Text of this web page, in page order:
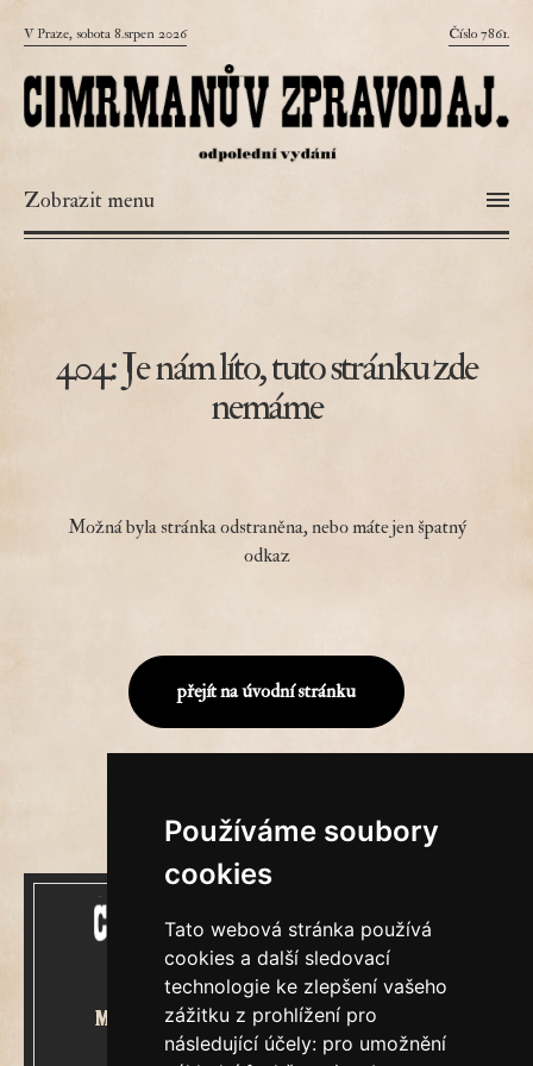
Používáme soubory
cookies
Tato webová stránka používá
cookies a další sledovací
technologie ke zlepšení vašeho
zážitku z prohlížení pro
následující účely: pro umožnění
V Praze, sobota 8.srpen 2026 Číslo 7861.
Zobrazit menu
404: Je nám líto, tuto stránku zde
nemáme
Možná byla stránka odstraněna, nebo máte jen špatný
odkaz
přejít na úvodní stránku
Mecenášem Cimrmanova Zpravodaje
je společnost